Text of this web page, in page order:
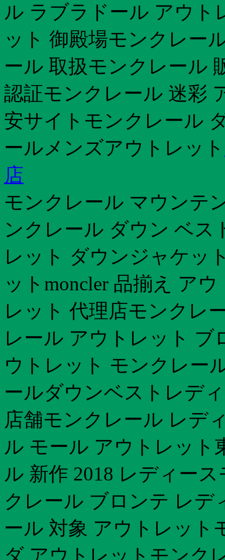
ル ラブラドール アウト
ット 御殿場モンクレー
ール 取扱モンクレール
認証モンクレール 迷彩
安サイトモンクレール
ールメンズアウトレット
店
モンクレール マウンテ
ンクレール ダウン ベス
レット ダウンジャケッ
ットmoncler 品揃え ア
レット 代理店モンクレ
レール アウトレット
ウトレット モンクレー
ールダウンベストレデ
店舗モンクレール レデ
ル モール アウトレット
ル 新作 2018 レディー
クレール ブロンテ レデ
ール 対象 アウトレット
ダ アウトレットモンク